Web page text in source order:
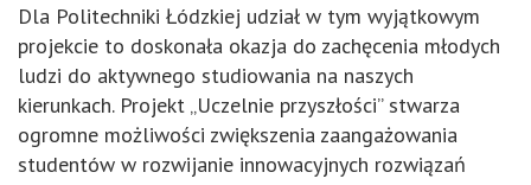
Dla Politechniki Łódzkiej udział w tym wyjątkowym
projekcie to doskonała okazja do zachęcenia młodych
ludzi do aktywnego studiowania na naszych
kierunkach. Projekt „Uczelnie przyszłości” stwarza
ogromne możliwości zwiększenia zaangażowania
studentów w rozwijanie innowacyjnych rozwiązań